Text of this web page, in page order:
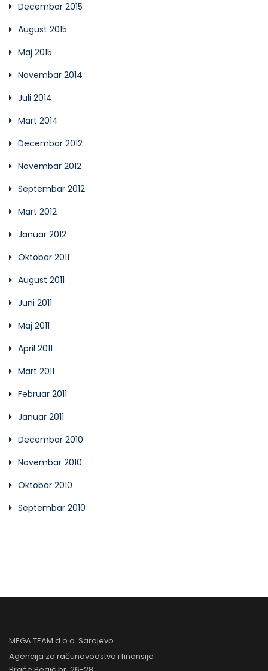
Decembar 2015
August 2015
Maj 2015
Novembar 2014
Juli 2014
Mart 2014
Decembar 2012
Novembar 2012
Septembar 2012
Mart 2012
Januar 2012
Oktobar 2011
August 2011
Juni 2011
Maj 2011
April 2011
Mart 2011
Februar 2011
Januar 2011
Decembar 2010
Novembar 2010
Oktobar 2010
Septembar 2010
MEGA TEAM d.o.o. Sarajevo
Agencija za računovodstvo i finansije